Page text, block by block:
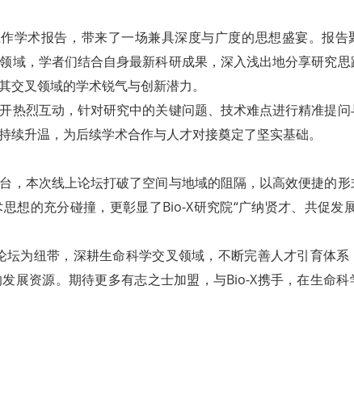
学术报告，带来了一场兼具深度与广度的思想盛宴。报告
域，学者们结合自身最新科研成果，深入浅出地分享研究
叉领域的学术锐气与创新潜力。
烈互动，针对研究中的关键问题、技术难点进行精准提问
升温，为后续学术合作与人才对接奠定了坚实基础。
，本次线上论坛打破了空间与地域的阻隔，以高效便捷的
想的充分碰撞，更彰显了Bio-X研究院“广纳贤才、共促发
为纽带，深耕生命科学交叉领域，不断完善人才引育体系
展资源。期待更多有志之士加盟，与Bio-X携手，在生命科